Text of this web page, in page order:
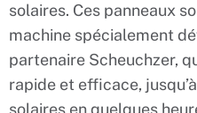
solaires. Ces panneaux
machine spécialement
partenaire Scheuchzer,
rapide et efficace,
solaires en quelques